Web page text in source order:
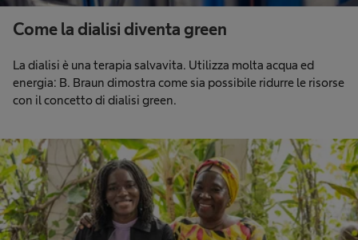
Come la dialisi diventa green
La dialisi è una terapia salvavita. Utilizza molta acqua ed
energia: B. Braun dimostra come sia possibile ridurre le risorse
con il concetto di dialisi green.